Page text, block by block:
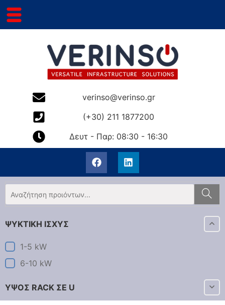
verinso@verinso.gr
(+30) 211 1877200
Δευτ - Παρ: 08:30 - 16:30
ΨΥΚΤΙΚΗ ΙΣΧΥΣ
1-5 kW
6-10 kW
ΥΨΟΣ RACK ΣΕ U